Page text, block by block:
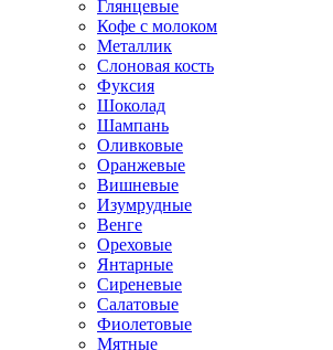
Глянцевые
Кофе с молоком
Металлик
Слоновая кость
Фуксия
Шоколад
Шампань
Оливковые
Оранжевые
Вишневые
Изумрудные
Венге
Ореховые
Янтарные
Сиреневые
Салатовые
Фиолетовые
Мятные